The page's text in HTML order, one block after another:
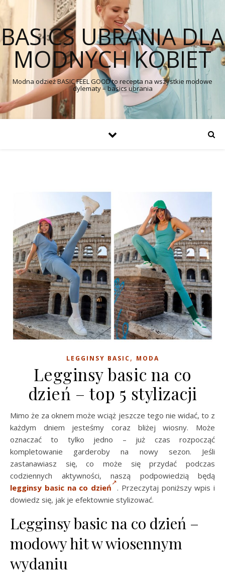
BASICS UBRANIA DLA
MODNYCH KOBIET
Modna odzież BASIC FEEL GOOD to recepta na wszystkie modowe
dylematy – basics ubrania
LEGGINSY BASIC, MODA
Legginsy basic na co
dzień – top 5 stylizacji
Mimo że za oknem może wciąż jeszcze tego nie widać, to z
każdym dniem jesteśmy coraz bliżej wiosny. Może
oznaczać to tylko jedno – już czas rozpocząć
kompletowanie garderoby na nowy sezon. Jeśli
zastanawiasz się, co może się przydać podczas
codziennych aktywności, naszą podpowiedzią będą
legginsy basic na co dzień . Przeczytaj poniższy wpis i
dowiedz się, jak je efektownie stylizować.
Legginsy basic na co dzień –
modowy hit w wiosennym
wydaniu